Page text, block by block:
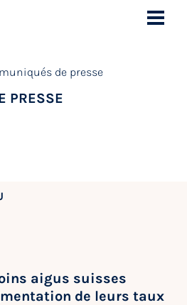
de presse
PRESSE
aigus suisses
de leurs taux